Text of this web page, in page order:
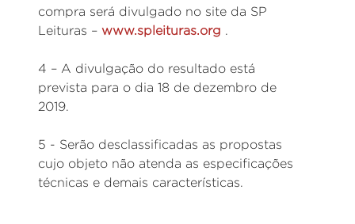
compra será divulgado no site da SP
Leituras – www.spleituras.org .
4 – A divulgação do resultado está
prevista para o dia 18 de dezembro de
2019.
5 - Serão desclassificadas as propostas
cujo objeto não atenda as especificações
técnicas e demais características.